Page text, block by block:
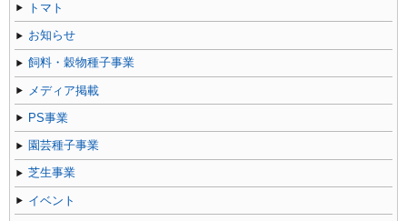
トマト
お知らせ
飼料・穀物種子事業
メディア掲載
PS事業
園芸種子事業
芝生事業
イベント